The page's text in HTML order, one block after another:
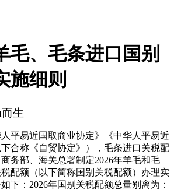
毛、毛条进口国别
施细则
生
易近国取商业协定》《中华人平易近
合称《自贸协定》），毛条进口关税配
务部、海关总署制定2026年羊毛和毛
配额（以下简称国别关税配额）办理实
下：2026年国别关税配额总量别离为：